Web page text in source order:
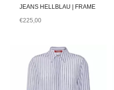
JEANS HELLBLAU | FRAME
€225,00